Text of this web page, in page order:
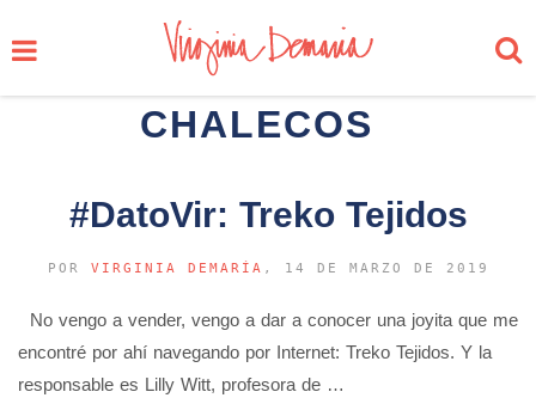
CHALECOS
#DatoVir: Treko Tejidos
POR VIRGINIA DEMARÍA , 14 DE MARZO DE 2019
No vengo a vender, vengo a dar a conocer una joyita que me
encontré por ahí navegando por Internet: Treko Tejidos. Y la
responsable es Lilly Witt, profesora de …